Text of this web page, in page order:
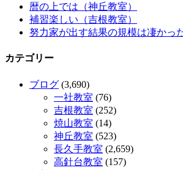
暦の上では（神丘教室）
補習楽しい（吉根教室）
努力家が出す結果の規模は凄かっ
カテゴリー
ブログ (3,690)
一社教室 (76)
吉根教室 (252)
焼山教室 (14)
神丘教室 (523)
長久手教室 (2,659)
高針台教室 (157)